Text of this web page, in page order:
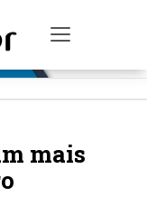
Toggle
mais